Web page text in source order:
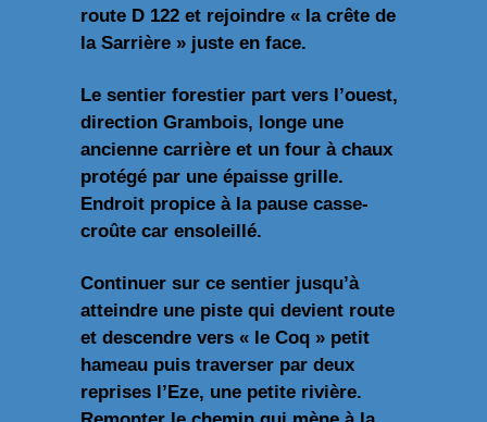
route D 122 et rejoindre « la crête de
la Sarrière » juste en face.
Le sentier forestier part vers l’ouest,
direction Grambois, longe une
ancienne carrière et un four à chaux
protégé par une épaisse grille.
Endroit propice à la pause casse-
croûte car ensoleillé.
Continuer sur ce sentier jusqu’à
atteindre une piste qui devient route
et descendre vers « le Coq » petit
hameau puis traverser par deux
reprises l’Eze, une petite rivière.